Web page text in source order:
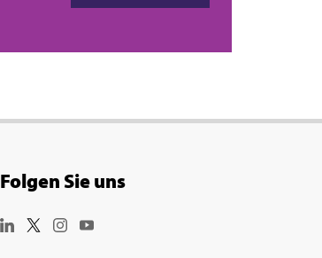
Folgen Sie uns